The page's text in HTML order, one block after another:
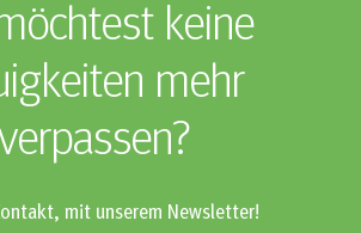
keine
mehr
mit unserem Newsletter!